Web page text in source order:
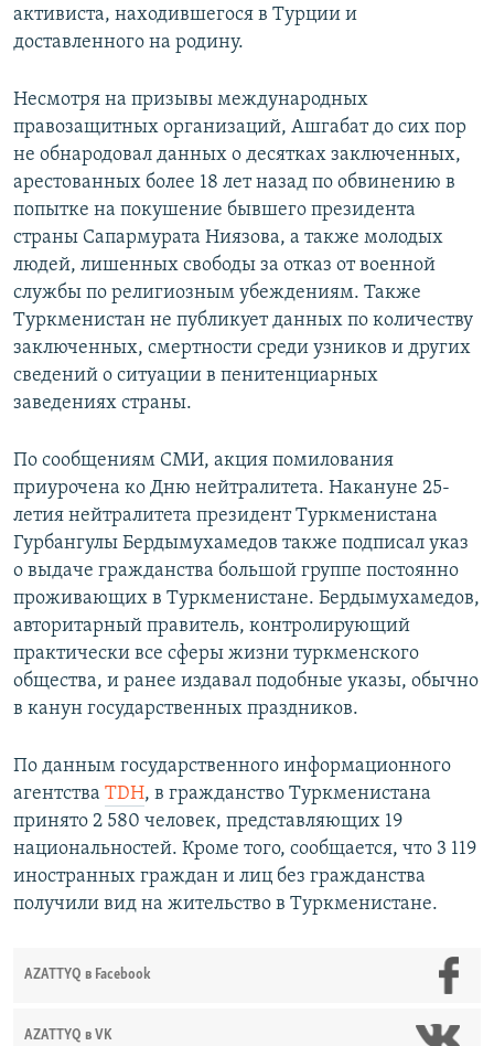
активиста, находившегося в Турции и
доставленного на родину.
Несмотря на призывы международных
правозащитных организаций, Ашгабат до сих пор
не обнародовал данных о десятках заключенных,
арестованных более 18 лет назад по обвинению в
попытке на покушение бывшего президента
страны Сапармурата Ниязова, а также молодых
людей, лишенных свободы за отказ от военной
службы по религиозным убеждениям. Также
Туркменистан не публикует данных по количеству
заключенных, смертности среди узников и других
сведений о ситуации в пенитенциарных
заведениях страны.
По сообщениям СМИ, акция помилования
приурочена ко Дню нейтралитета. Накануне 25-
летия нейтралитета президент Туркменистана
Гурбангулы Бердымухамедов также подписал указ
о выдаче гражданства большой группе постоянно
проживающих в Туркменистане. Бердымухамедов,
авторитарный правитель, контролирующий
практически все сферы жизни туркменского
общества, и ранее издавал подобные указы, обычно
в канун государственных праздников.
По данным государственного информационного
агентства TDH, в гражданство Туркменистана
принято 2 580 человек, представляющих 19
национальностей. Кроме того, сообщается, что 3 119
иностранных граждан и лиц без гражданства
получили вид на жительство в Туркменистане.
AZATTYQ в Facebook
AZATTYQ в VK